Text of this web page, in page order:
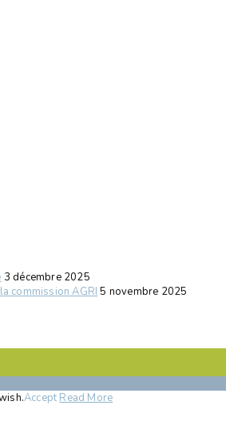
3 décembre 2025
commission AGRI 5 novembre 2025
Accept Read More